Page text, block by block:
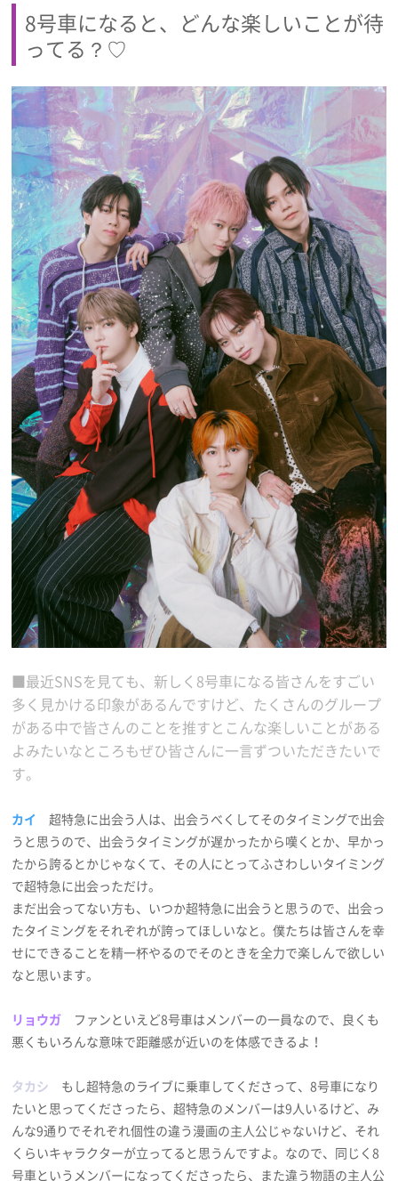
8号車になると、どんな楽しいことが待
ってる？♡
■最近SNSを見ても、新しく8号車になる皆さんをすごい
多く見かける印象があるんですけど、たくさんのグループ
がある中で皆さんのことを推すとこんな楽しいことがある
よみたいなところもぜひ皆さんに一言ずついただきたいで
す。
カイ
超特急に出会う人は、出会うべくしてそのタイミングで出会
うと思うので、出会うタイミングが遅かったから嘆くとか、早かっ
たから誇るとかじゃなくて、その人にとってふさわしいタイミング
で超特急に出会っただけ。
まだ出会ってない方も、いつか超特急に出会うと思うので、出会っ
たタイミングをそれぞれが誇ってほしいなと。僕たちは皆さんを幸
せにできることを精一杯やるのでそのときを全力で楽しんで欲しい
なと思います。
リョウガ ファンといえど8号車はメンバーの一員なので、良くも
悪くもいろんな意味で距離感が近いのを体感できるよ！
タカシ もし超特急のライブに乗車してくださって、8号車になり
たいと思ってくださったら、超特急のメンバーは9人いるけど、み
んな9通りでそれぞれ個性の違う漫画の主人公じゃないけど、それ
くらいキャラクターが立ってると思うんですよ。なので、同じく8
号車というメンバーになってくださったら、また違う物語の主人公